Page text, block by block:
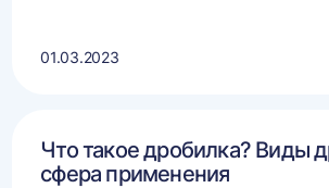
01.03.2023
Что такое дробилка? Виды
сфера применения